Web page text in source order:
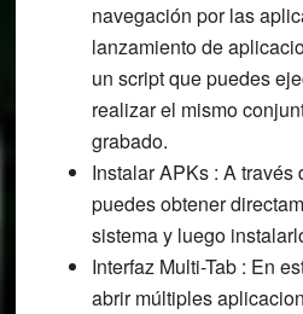
navegación por las
lanzamiento de
un script que puedes
realizar el mismo
grabado.
Instalar APKs : A través
puedes obtener
sistema y luego
Interfaz Multi-Tab : En
abrir múltiples